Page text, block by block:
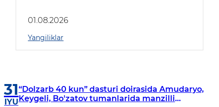
borildi
01.08.2026
Yangiliklar
31
IYU
“Dolzarb 40 kun” dasturi doirasida Amudaryo,
Keygeli, Bo'zatov tumanlarida manzilli